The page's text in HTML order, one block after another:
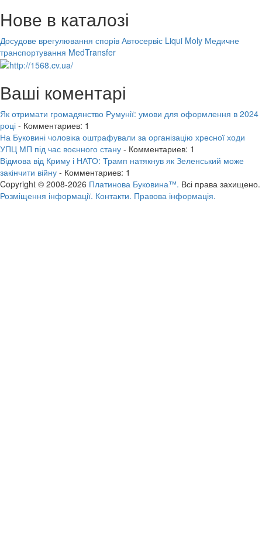
Нове в каталозі
Досудове врегулювання спорів Автосервіс Liqui Moly Медичне
транспортування MedTransfer
Ваші коментарі
Як отримати громадянство Румунії: умови для оформлення в 2024
році - Комментариев: 1
На Буковині чоловіка оштрафували за організацію хресної ходи
УПЦ МП під час воєнного стану - Комментариев: 1
Відмова від Криму і НАТО: Трамп натякнув як Зеленський може
закінчити війну - Комментариев: 1
Copyright © 2008-2026 Платинова Буковина™. Всі права захищено.
Розміщення інформації. Контакти. Правова інформація.